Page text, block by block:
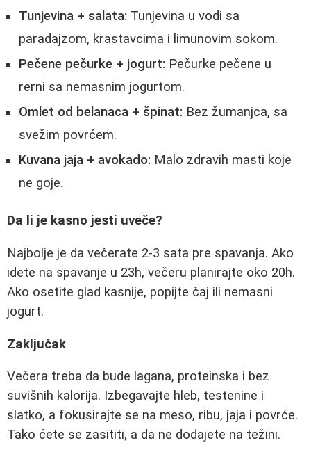
Tunjevina + salata: Tunjevina u vodi sa
paradajzom, krastavcima i limunovim sokom.
Pečene pečurke + jogurt: Pečurke pečene u
rerni sa nemasnim jogurtom.
Omlet od belanaca + špinat: Bez žumanjca, sa
svežim povrćem.
Kuvana jaja + avokado: Malo zdravih masti koje
ne goje.
Da li je kasno jesti uveče?
Najbolje je da večerate 2-3 sata pre spavanja. Ako
idete na spavanje u 23h, večeru planirajte oko 20h.
Ako osetite glad kasnije, popijte čaj ili nemasni
jogurt.
Zaključak
Večera treba da bude lagana, proteinska i bez
suvišnih kalorija. Izbegavajte hleb, testenine i
slatko, a fokusirajte se na meso, ribu, jaja i povrće.
Tako ćete se zasititi, a da ne dodajete na težini.